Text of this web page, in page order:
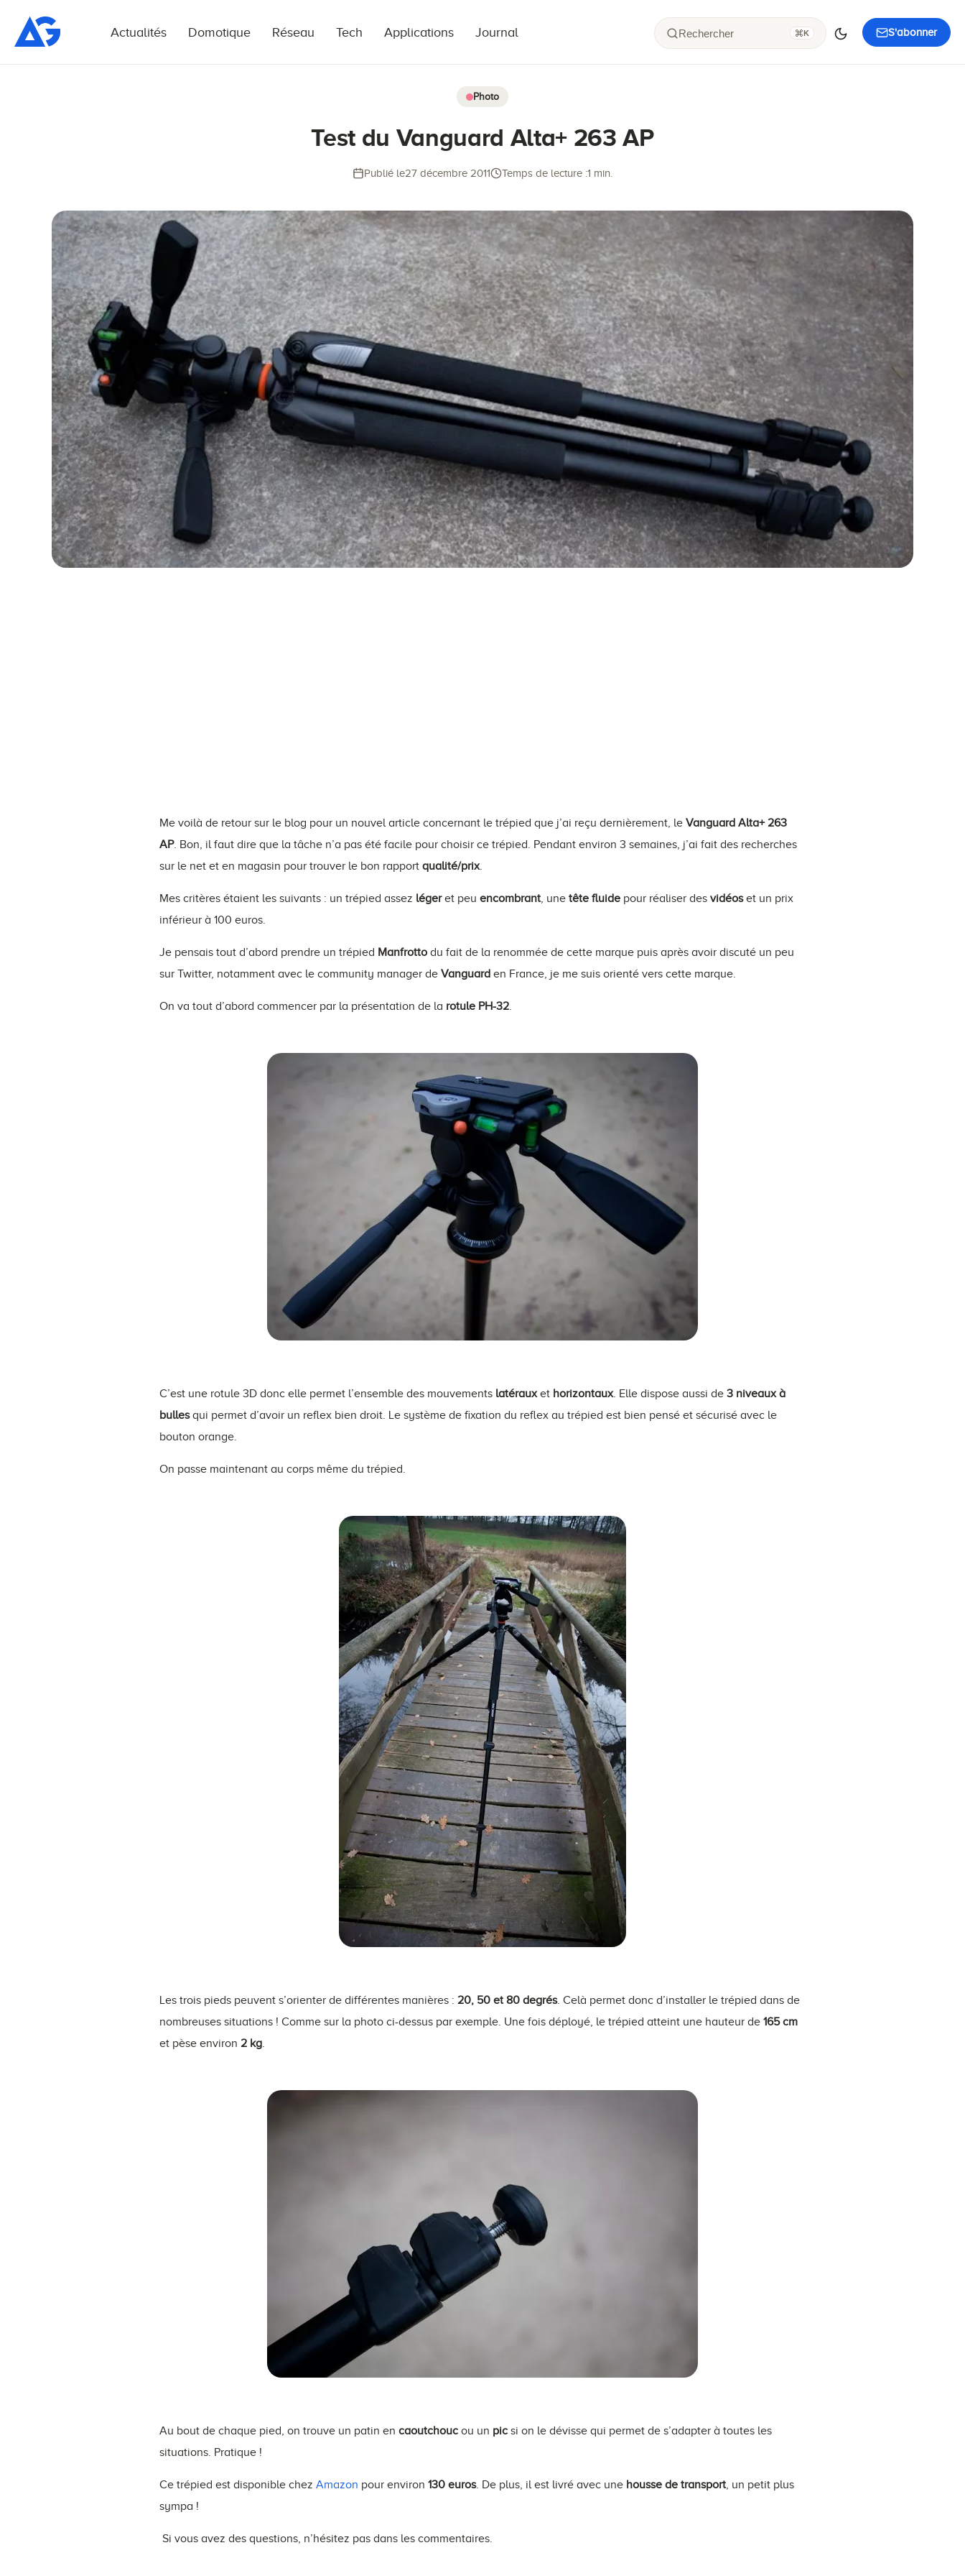
S'abonner
Rechercher K
Actualités Domotique Réseau Tech Applications Journal
Photo
Test du Vanguard Alta+ 263 AP
Publié le27 décembre 2011 Temps de lecture :1 min.
Me voilà de retour sur le blog pour un nouvel article concernant le trépied que j’ai reçu dernièrement, le Vanguard Alta+ 263
AP. Bon, il faut dire que la tâche n’a pas été facile pour choisir ce trépied. Pendant environ 3 semaines, j’ai fait des recherches
sur le net et en magasin pour trouver le bon rapport qualité/prix
Mes critères étaient les suivants : un trépied assez légeret peu encombrant , une tête fluide pour réaliser des vidéoset un prix
inférieur à 100 euros.
Je pensais tout d’abord prendre un trépied Manfrotto du fait de la renommée de cette marque puis après avoir discuté un peu
sur Twitter, notamment avec le community manager de Vanguard en France, je me suis orienté vers cette marque.
On va tout d’abord commencer par la présentation de la rotule PH-32
C’est une rotule 3D donc elle permet l’ensemble des mouvements latéraux et horizontaux . Elle dispose aussi de 3 niveaux à
bullesqui permet d’avoir un reflex bien droit. Le système de fixation du reflex au trépied est bien pensé et sécurisé avec le
bouton orange.
On passe maintenant au corps même du trépied.
Les trois pieds peuvent s’orienter de différentes manières : 20, 50 et 80 degrés. Celà permet donc d’installer le trépied dans de
nombreuses situations ! Comme sur la photo ci-dessus par exemple. Une fois déployé, le trépied atteint une hauteur de 165 cm
et pèse environ 2 kg
Au bout de chaque pied, on trouve un patin en caoutchouc ou un pic si on le dévisse qui permet de s’adapter à toutes les
situations. Pratique !
Ce trépied est disponible chez Amazon pour environ 130 euros. De plus, il est livré avec une housse de transport , un petit plus
sympa !
Si vous avez des questions, n’hésitez pas dans les commentaires.